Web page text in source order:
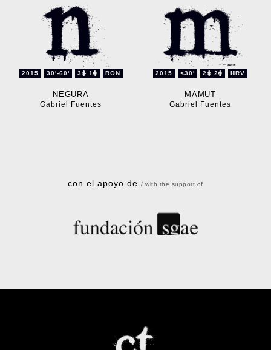
2015 30'-60' 3 1 RON
NEGURA
Gabriel Fuentes
2015 <30' 2 2 HRV
MAMUT
Gabriel Fuentes
con el apoyo de/ with the support of